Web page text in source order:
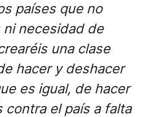
países que no
necesidad de
una clase
hacer y deshacer
es igual, de hacer
contra el país a falta